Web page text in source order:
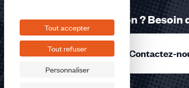
Tout accepter
Tout refuser
Personnaliser
accessibles
Une question ?
Contactez-